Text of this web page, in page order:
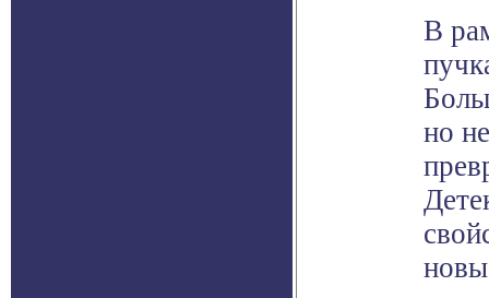
В
но